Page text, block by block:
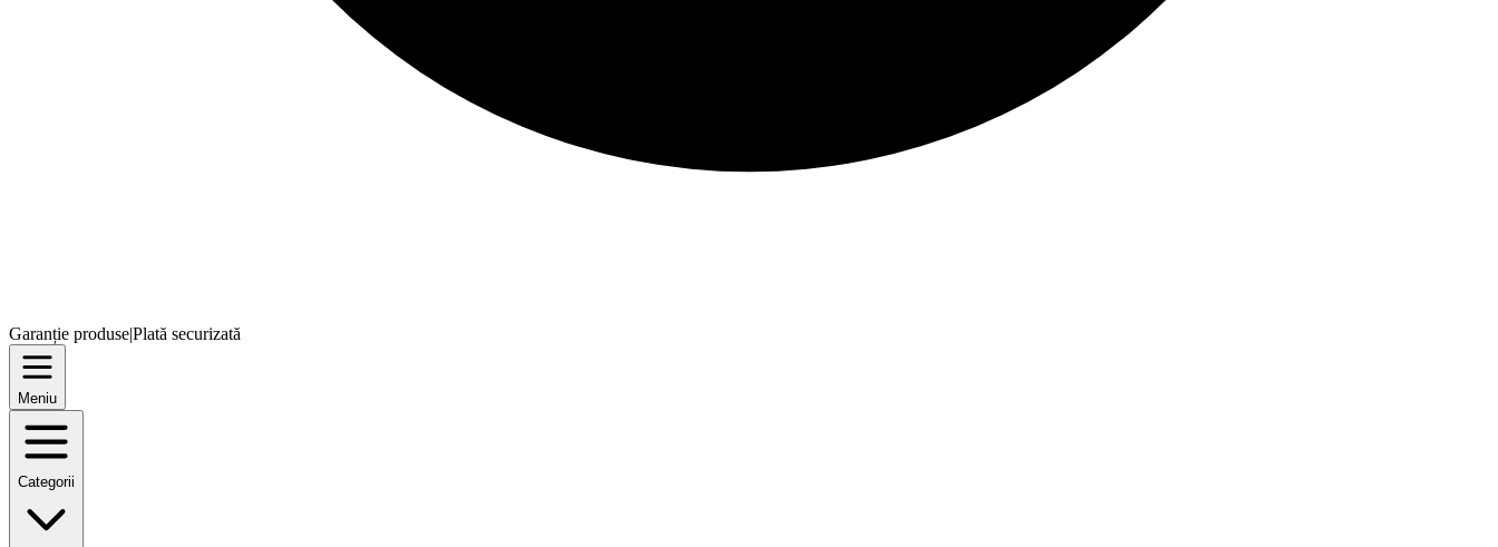
Garanție produse|Plată securizată
Meniu
Categorii